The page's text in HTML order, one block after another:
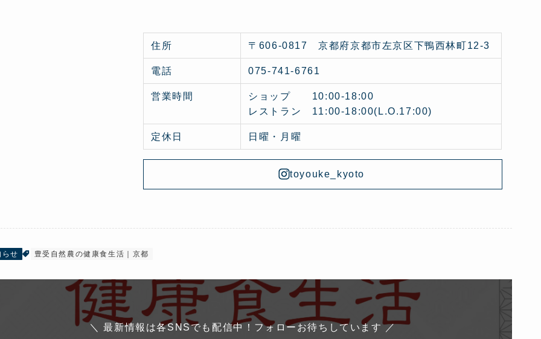
住所 〒606-0817 京都府京都市左京区下鴨西林町12-3
電話 075-741-6761
営業時間
ショップ 10:00-18:00
レストラン 11:00-18:00(L.O.17:00)
定休日 日曜・月曜
toyouke_kyoto
らせ 豊受自然農の健康食生活｜京都
＼ 最新情報は各SNSでも配信中！フォローお待ちしています ／